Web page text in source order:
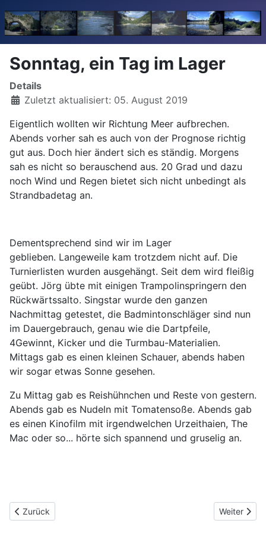
Sonntag, ein Tag im Lager
Details
Zuletzt aktualisiert: 05. August 2019
Eigentlich wollten wir Richtung Meer aufbrechen.
Abends vorher sah es auch von der Prognose richtig
gut aus. Doch hier ändert sich es ständig. Morgens
sah es nicht so berauschend aus. 20 Grad und dazu
noch Wind und Regen bietet sich nicht unbedingt als
Strandbadetag an.
Dementsprechend sind wir im Lager
geblieben. Langeweile kam trotzdem nicht auf. Die
Turnierlisten wurden ausgehängt. Seit dem wird fleißig
geübt. Jörg übte mit einigen Trampolinspringern den
Rückwärtssalto. Singstar wurde den ganzen
Nachmittag getestet, die Badmintonschläger sind nun
im Dauergebrauch, genau wie die Dartpfeile,
4Gewinnt, Kicker und die Turmbau-Materialien.
Mittags gab es einen kleinen Schauer, abends haben
wir sogar etwas Sonne gesehen.
Zu Mittag gab es Reishühnchen und Reste von gestern.
Abends gab es Nudeln mit Tomatensoße. Abends gab
es einen Kinofilm mit irgendwelchen Urzeithaien, The
Mac oder so... hörte sich spannend und gruselig an.
Vorheriger Beitrag: Stafettenlauf und Disco
Zurück Nächster
Weiter